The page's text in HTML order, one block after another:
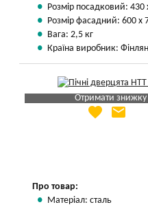
Розмір посадковий:
Розмір фасадний: 600 х
Вага: 2,5 кг
Країна виробник:
Отримати знижку
Яка Ваша ціна
favorite email
Про товар:
Матеріал: сталь